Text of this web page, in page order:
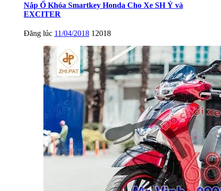
Nắp Ổ Khóa Smartkey Honda Cho Xe SH Ý và
EXCITER
Đăng lúc 11/04/2018 12018